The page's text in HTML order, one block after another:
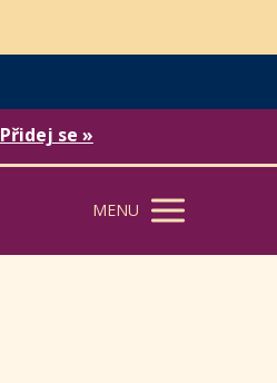
Přidej se »
MENU